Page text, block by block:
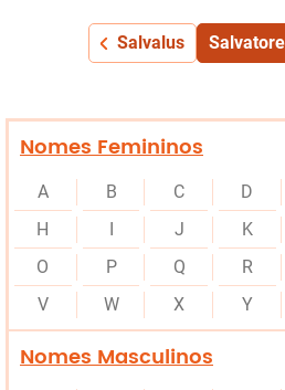
Salvalus Salvatore
Nomes Femininos
A B C D
H
J K
O
P Q R
V
W X Y
Nomes Masculinos